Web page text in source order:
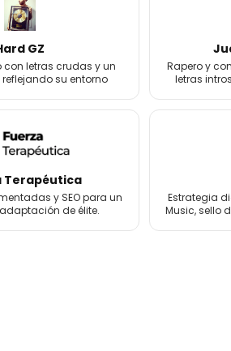
GZ
con letras crudas y un
reflejando su entorno
Rapero y
letras
Terapéutica
y SEO para un
de élite.
Estrategia
Music, sello